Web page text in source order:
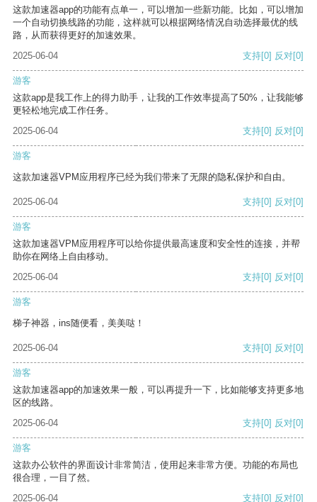
这款加速器app的功能有点单一，可以增加一些新功能。比如，可以增加
一个自动切换线路的功能，这样就可以根据网络情况自动选择最优的线
路，从而获得更好的加速效果。
2025-06-04
支持[0] 反对[0]
游客
这款app是我工作上的得力助手，让我的工作效率提高了50%，让我能够
更轻松地完成工作任务。
2025-06-04
支持[0] 反对[0]
游客
这款加速器VPM应用程序已经为我们带来了无限的隐私保护和自由。
2025-06-04 支持[0] 反对[0]
游客
这款加速器VPM应用程序可以给你提供最高速度和安全性的连接，并帮
助你在网络上自由移动。
2025-06-04
支持[0] 反对[0]
游客
梯子神器，ins随便看，美美哒！
2025-06-04 支持[0] 反对[0]
游客
这款加速器app的加速效果一般，可以再提升一下，比如能够支持更多地
区的线路。
2025-06-04
支持[0] 反对[0]
游客
这款办公软件的界面设计非常简洁，使用起来非常方便。功能的布局也
很合理，一目了然。
2025-06-04
支持[0] 反对[0]